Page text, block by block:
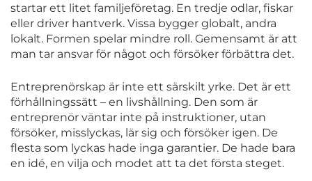
startar ett litet familjeföretag. En tredje odlar, fiskar
eller driver hantverk. Vissa bygger globalt, andra
lokalt. Formen spelar mindre roll. Gemensamt är att
man tar ansvar för något och försöker förbättra det.
Entreprenörskap är inte ett särskilt yrke. Det är ett
förhållningssätt – en livshållning. Den som är
entreprenör väntar inte på instruktioner, utan
försöker, misslyckas, lär sig och försöker igen. De
flesta som lyckas hade inga garantier. De hade bara
en idé, en vilja och modet att ta det första steget.